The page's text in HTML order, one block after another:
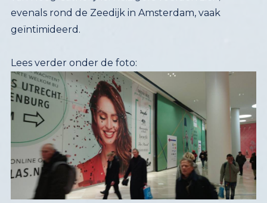
geïntimideerd.
Lees verder onder de foto: